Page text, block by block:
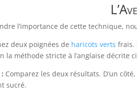
l’importance de cette technique,
deux poignées de haricots verts frais.
la méthode stricte à l’anglaise décrite
Comparez les deux résultats. D’un
sucré.